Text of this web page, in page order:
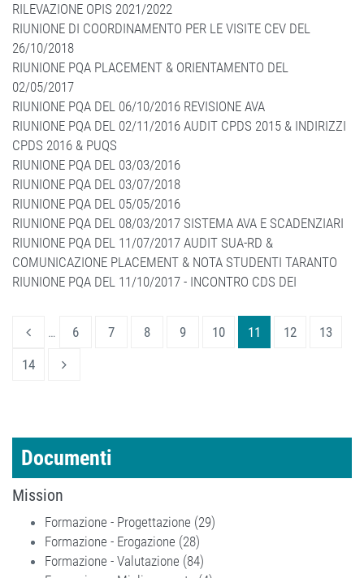
RILEVAZIONE OPIS 2021/2022
RIUNIONE DI COORDINAMENTO PER LE VISITE CEV DEL
26/10/2018
RIUNIONE PQA PLACEMENT & ORIENTAMENTO DEL
02/05/2017
RIUNIONE PQA DEL 06/10/2016 REVISIONE AVA
RIUNIONE PQA DEL 02/11/2016 AUDIT CPDS 2015 & INDIRIZZI
CPDS 2016 & PUQS
RIUNIONE PQA DEL 03/03/2016
RIUNIONE PQA DEL 03/07/2018
RIUNIONE PQA DEL 05/05/2016
RIUNIONE PQA DEL 08/03/2017 SISTEMA AVA E SCADENZIARI
RIUNIONE PQA DEL 11/07/2017 AUDIT SUA-RD &
COMUNICAZIONE PLACEMENT & NOTA STUDENTI TARANTO
RIUNIONE PQA DEL 11/10/2017 - INCONTRO CDS DEI
… 6 7 8 9 10 11 12
13
14
Documenti
Mission
Formazione - Progettazione (29)
Formazione - Erogazione (28)
filter
Formazione - Valutazione (84)